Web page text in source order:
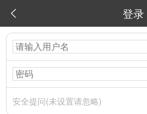
 登录
安全提问(未设置请忽略)